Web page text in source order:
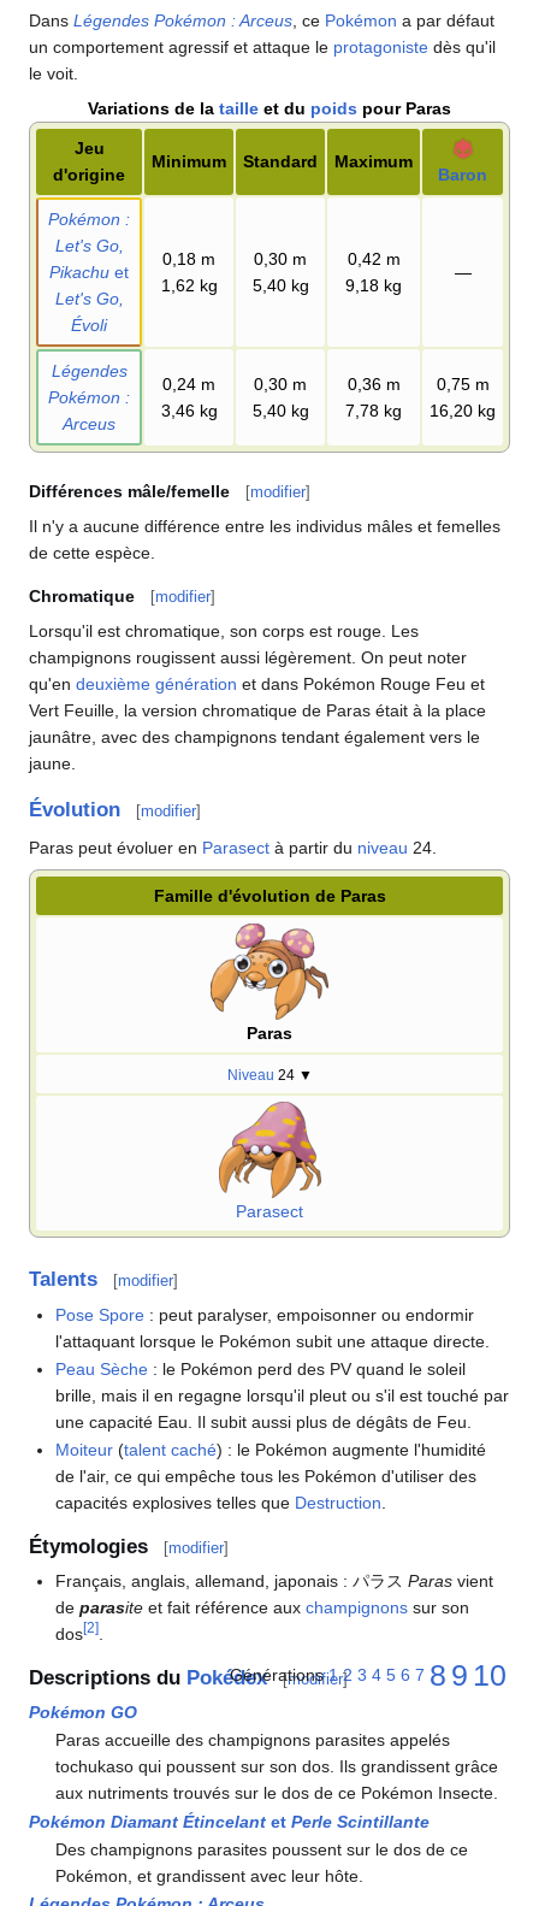
Dans Légendes Pokémon : Arceus , ce Pokémon a par défaut
un comportement agressif et attaque le protagoniste dès qu'il
le voit.
Variations de la taille et du poids pour Paras
Jeu
d'origine
Minimum Standard Maximum
Baron
Pokémon :
Let's Go,
Pikachu et
Let's Go,
Évoli
0,18 m
1,62 kg
0,30 m
5,40 kg
0,42 m
9,18 kg
—
Légendes
Pokémon :
Arceus
0,24 m
3,46 kg
0,30 m
5,40 kg
0,36 m
7,78 kg
0,75 m
16,20 kg
Différences mâle/femelle [modifier]
Il n'y a aucune différence entre les individus mâles et femelles
de cette espèce.
Chromatique [modifier]
Lorsqu'il est chromatique, son corps est rouge. Les
champignons rougissent aussi légèrement. On peut noter
qu'en deuxième génération et dans Pokémon Rouge Feu et
Vert Feuille, la version chromatique de Paras était à la place
jaunâtre, avec des champignons tendant également vers le
jaune.
Évolution [modifier]
Paras peut évoluer en Parasect à partir du niveau 24.
Famille d'évolution de Paras
Paras
Niveau 24 ▼
Parasect
Talents [modifier]
Pose Spore : peut paralyser, empoisonner ou endormir
l'attaquant lorsque le Pokémon subit une attaque directe.
Peau Sèche : le Pokémon perd des PV quand le soleil
brille, mais il en regagne lorsqu'il pleut ou s'il est touché par
une capacité Eau. Il subit aussi plus de dégâts de Feu.
Moiteur (talent caché) : le Pokémon augmente l'humidité
de l'air, ce qui empêche tous les Pokémon d'utiliser des
capacités explosives telles que Destruction.
Étymologies [modifier]
Français, anglais, allemand, japonais : パラスParas vient
deparasite et fait référence auxchampignons sur son
dos[2]
Descriptions du Pokédex [modifier]
Générations 1 2 3 4 5 6 7 8 9 10
Pokémon GO
Paras accueille des champignons parasites appelés
tochukaso qui poussent sur son dos. Ils grandissent grâce
aux nutriments trouvés sur le dos de ce Pokémon Insecte.
Pokémon Diamant Étincelant et Perle Scintillante
Des champignons parasites poussent sur le dos de ce
Pokémon, et grandissent avec leur hôte.